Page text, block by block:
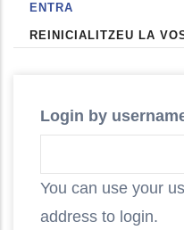
Primary
tabs
ENTRA
REINICIALITZEU LA
Login by
You can use your
address to login.